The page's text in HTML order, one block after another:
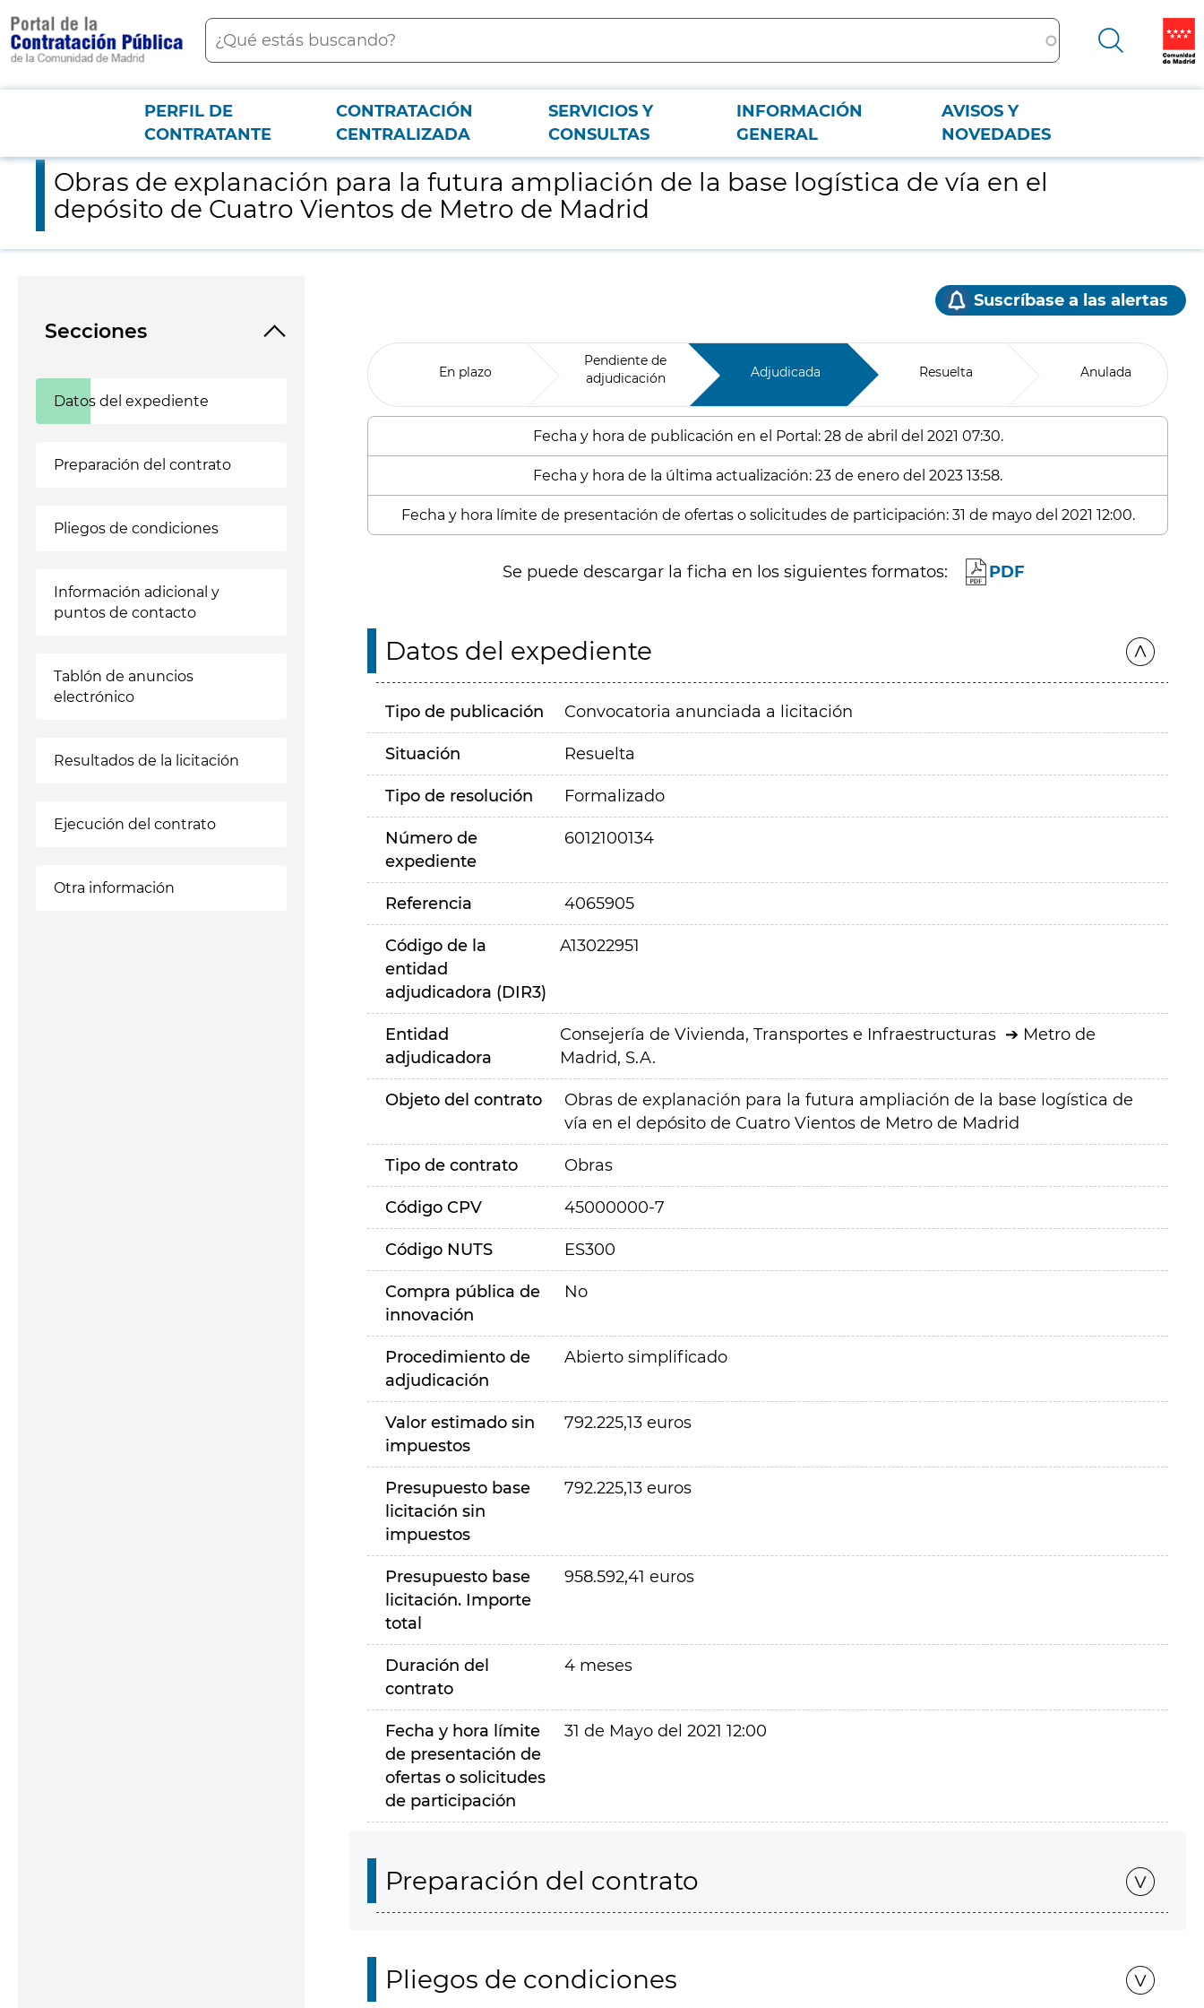
contenido
principal
Buscar
Menú PCON
PERFIL DE
CONTRATANTE
CONTRATACIÓN
CENTRALIZADA
SERVICIOS Y
CONSULTAS
INFORMACIÓN
GENERAL
AVISOS Y
NOVEDADES
Obras de explanación para la futura ampliación de la base logística de vía en el depósito de Cuatro Vientos de Metro de Madrid
Obras de explanación para la futura ampliación de la base logística de vía en el
depósito de Cuatro Vientos de Metro de Madrid
Secciones
Datos del expediente
Preparación del contrato
Pliegos de condiciones
Información adicional y
puntos de contacto
Tablón de anuncios
electrónico
Resultados de la licitación
Ejecución del contrato
Otra información
Suscríbase a las alertas
En plazo
Pendiente de
adjudicación
Adjudicada Resuelta Anulada
Fecha y hora de publicación en el Portal: 28 de abril del 2021 07:30.
Fecha y hora de la última actualización: 23 de enero del 2023 13:58.
Fecha y hora límite de presentación de ofertas o solicitudes de participación: 31 de mayo del 2021 12:00.
Se puede descargar la ficha en los siguientes formatos: PDF
Datos del expediente
Tipo de publicación Convocatoria anunciada a licitación
Situación Resuelta
Tipo de resolución Formalizado
Número de
expediente
6012100134
Referencia 4065905
Código de la
entidad
adjudicadora (DIR3)
A13022951
Entidad
adjudicadora
Consejería de Vivienda, Transportes e Infraestructuras
Metro de
Madrid, S.A.
Objeto del contrato
Obras de explanación para la futura ampliación de la base logística de
vía en el depósito de Cuatro Vientos de Metro de Madrid
Tipo de contrato Obras
Código CPV 45000000-7
Código NUTS ES300
Compra pública de
innovación
No
Procedimiento de
adjudicación
Abierto simplificado
Valor estimado sin
impuestos
792.225,13 euros
Presupuesto base
licitación sin
impuestos
792.225,13 euros
Presupuesto base
licitación. Importe
total
958.592,41 euros
Duración del
contrato
4 meses
Fecha y hora límite
de presentación de
ofertas o solicitudes
de participación
31 de Mayo del 2021 12:00
Preparación del contrato
Pliegos de condiciones